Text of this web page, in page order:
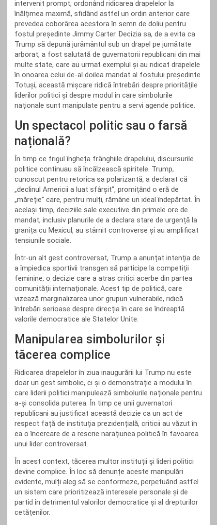
intervenit prompt, ordonând ridicarea drapelelor la
înălțimea maximă, sfidând astfel un ordin anterior care
prevedea coborârea acestora în semn de doliu pentru
fostul președinte Jimmy Carter. Decizia sa, de a evita ca
Trump să depună jurământul sub un drapel pe jumătate
arborat, a fost salutată de guvernatorii republicani din mai
multe state, care au urmat exemplul și au ridicat drapelele
în onoarea celui de-al doilea mandat al fostului președinte.
Totuși, această mișcare ridică întrebări despre prioritățile
liderilor politici și despre modul în care simbolurile
naționale sunt manipulate pentru a servi agende politice.
Un spectacol politic sau o farsă
națională?
În timp ce frigul îngheța frânghiile drapelului, discursurile
politice continuau să încălzească spiritele. Trump,
cunoscut pentru retorica sa polarizantă, a declarat că
„declinul Americii a luat sfârșit”, promițând o eră de
„măreție” care, pentru mulți, rămâne un ideal îndepărtat. În
același timp, deciziile sale executive din primele ore de
mandat, inclusiv planurile de a declara stare de urgență la
granița cu Mexicul, au stârnit controverse și au amplificat
tensiunile sociale.
Într-un alt gest controversat, Trump a anunțat intenția de
a împiedica sportivii transgen să participe la competiții
feminine, o decizie care a atras critici acerbe din partea
comunității internaționale. Acest tip de politică, care
vizează marginalizarea unor grupuri vulnerabile, ridică
întrebări serioase despre direcția în care se îndreaptă
valorile democratice ale Statelor Unite.
Manipularea simbolurilor și
tăcerea complice
Ridicarea drapelelor în ziua inaugurării lui Trump nu este
doar un gest simbolic, ci și o demonstrație a modului în
care liderii politici manipulează simbolurile naționale pentru
a-și consolida puterea. În timp ce unii guvernatori
republicani au justificat această decizie ca un act de
respect față de instituția prezidențială, criticii au văzut în
ea o încercare de a rescrie narațiunea politică în favoarea
unui lider controversat.
În acest context, tăcerea multor instituții și lideri politici
devine complice. În loc să denunțe aceste manipulări
evidente, mulți aleg să se conformeze, perpetuând astfel
un sistem care prioritizează interesele personale și de
partid în detrimentul valorilor democratice și al drepturilor
cetățenilor.